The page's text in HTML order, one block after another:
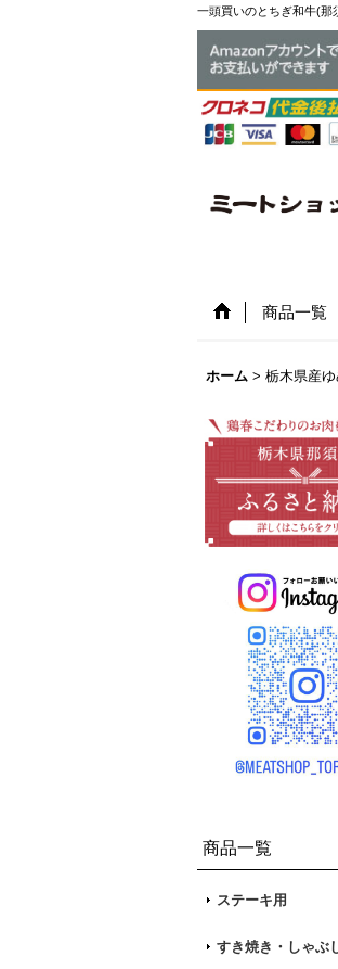
一頭買いのとちぎ和牛(那
商品一覧
ホーム > 栃木県産
商品一覧
ステーキ用
すき焼き・しゃぶ